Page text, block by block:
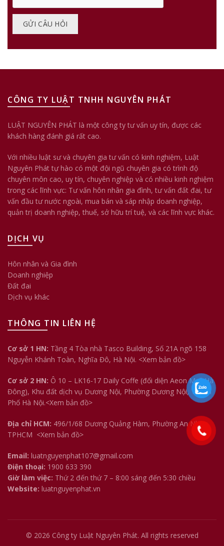
CÔNG TY LUẬT TNHH NGUYÊN PHÁT
LUẬT NGUYÊN PHÁT là một công ty tư vấn uy tín, được các
khách hàng đánh giá rất cao.
Với nhiều luật sư và chuyên gia tư vấn có kinh nghiệm, Luật
Nguyên Phát tự hào có một đội ngũ chuyên gia có trình độ
chuyên môn cao, uy tín, chuyên nghiệp và có nhiều kinh nghiệm
trong các lĩnh vực: Tư vấn hôn nhân gia đình, tư vấn đất đai, tư
vấn đầu tư nước ngoài, mua bán và sáp nhập doanh nghiệp,
quản trị doanh nghiệp, thuế, sở hữu trí tuệ, và các lĩnh vực khác.
DỊCH VỤ
Hôn nhân và Gia đình
Doanh nghiệp
Đất đai
Dịch vụ khác
THÔNG TIN LIÊN HỆ
Cơ sở 1 HN: Tầng 4 Tòa nhà Tasco Building, Số 21A ngõ 158
Nguyễn Khánh Toàn, Nghĩa Đô, Hà Nội. <Xem bản đồ>
Cơ sở 2 HN: Ô 10 – LK16-17 Daily Coffe (đối diện Aeon Mall Hà
Đông), Khu đất dịch vụ Dương Nội, Phường Dương Nội, Thành
Phố Hà Nội.<Xem bản đồ>
Địa chỉ HCM: 496/1/68 Dương Quảng Hàm, Phường An Nhơn,
TPHCM <Xem bản đồ>
Email: luatnguyenphat107@gmail.com
Điện thoại: 1900 633 390
Giờ làm việc: Thứ 2 đến thứ 7 – 8:00 sáng đến 5:30 chiều
Website: luatnguyenphat.vn
© 2026 Công ty Luật Nguyên Phát. All rights reserved